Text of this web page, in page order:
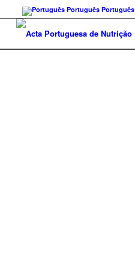
Português Português